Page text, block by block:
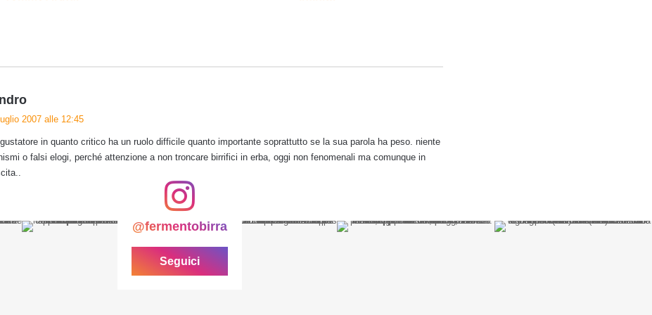
e
t
2007 alle 12:45
in quanto critico ha un ruolo difficile quanto importante soprattutto se la sua parola ha peso. niente
o falsi elogi, perché attenzione a non troncare birrifici in erba, oggi non fenomenali ma comunque in
@fermentobirra
Seguici